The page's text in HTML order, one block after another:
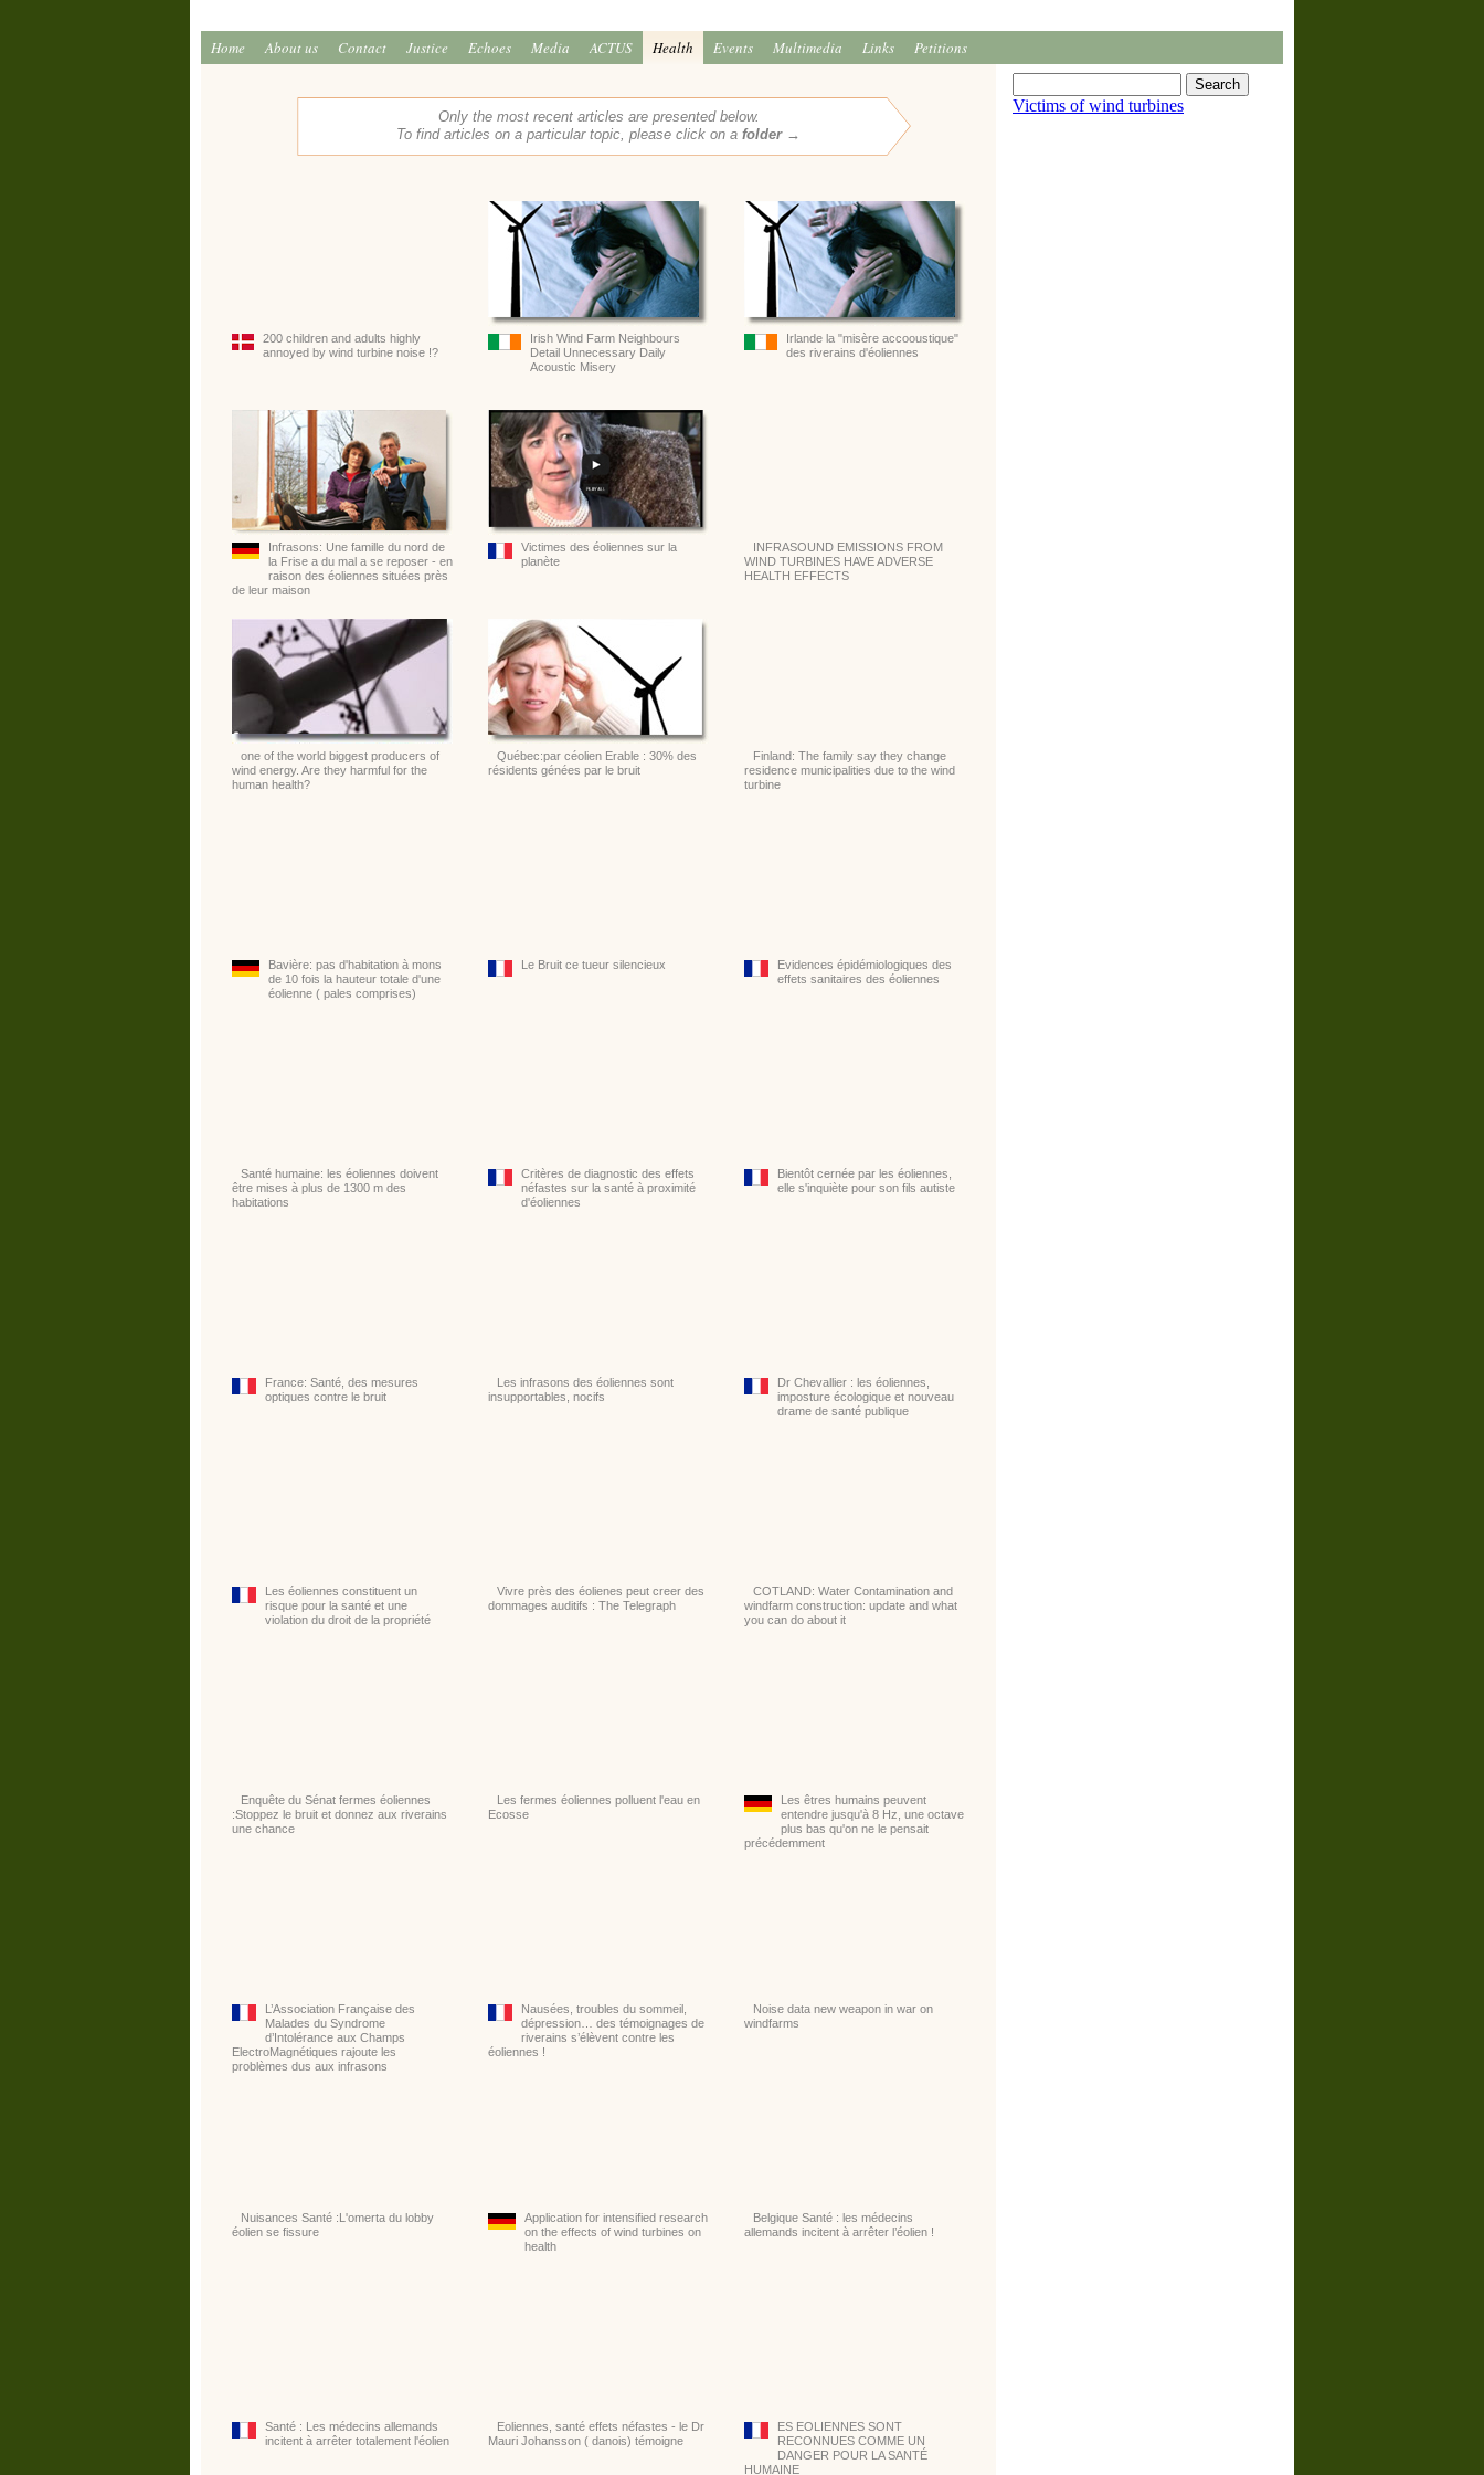
Home About us Contact Justice Echoes Media ACTUS Health Events Multimedia Links Petitions
Only the most recent articles are presented below.
To find articles on a particular topic, please click on a folder →
200 children and adults highly
annoyed by wind turbine noise !?
Irish Wind Farm Neighbours
Detail Unnecessary Daily
Acoustic Misery
Irlande la "misère accooustique"
des riverains d'éoliennes
Infrasons: Une famille du nord de
la Frise a du mal a se reposer - en
raison des éoliennes situées près
de leur maison
Victimes des éoliennes sur la
planète
INFRASOUND EMISSIONS FROM
WIND TURBINES HAVE ADVERSE
HEALTH EFFECTS
one of the world biggest producers of
wind energy. Are they harmful for the
human health?
Québec:par céolien Erable : 30% des
résidents génées par le bruit
Finland: The family say they change
residence municipalities due to the wind
turbine
Bavière: pas d'habitation à mons
de 10 fois la hauteur totale d'une
éolienne ( pales comprises)
Le Bruit ce tueur silencieux
Evidences épidémiologiques des
effets sanitaires des éoliennes
Santé humaine: les éoliennes doivent
être mises à plus de 1300 m des
habitations
Critères de diagnostic des effets
néfastes sur la santé à proximité
d'éoliennes
Bientôt cernée par les éoliennes,
elle s'inquiète pour son fils autiste
France: Santé, des mesures
optiques contre le bruit
Les infrasons des éoliennes sont
insupportables, nocifs
Dr Chevallier : les éoliennes,
imposture écologique et nouveau
drame de santé publique
Les éoliennes constituent un
risque pour la santé et une
violation du droit de la propriété
Vivre près des éolienes peut creer des
dommages auditifs : The Telegraph
COTLAND: Water Contamination and
windfarm construction: update and what
you can do about it
Enquête du Sénat fermes éoliennes
:Stoppez le bruit et donnez aux riverains
une chance
Les fermes éoliennes polluent l'eau en
Ecosse
Les êtres humains peuvent
entendre jusqu'à 8 Hz, une octave
plus bas qu'on ne le pensait
précédemment
L’Association Française des
Malades du Syndrome
d’Intolérance aux Champs
ElectroMagnétiques rajoute les
problèmes dus aux infrasons
Nausées, troubles du sommeil,
dépression… des témoignages de
riverains s’élèvent contre les
éoliennes !
Noise data new weapon in war on
windfarms
Nuisances Santé :L'omerta du lobby
éolien se fissure
Application for intensified research
on the effects of wind turbines on
health
Belgique Santé : les médecins
allemands incitent à arrêter l’éolien !
Santé : Les médecins allemands
incitent à arrêter totalement l'éolien
Eoliennes, santé effets néfastes - le Dr
Mauri Johansson ( danois) témoigne
ES EOLIENNES SONT
RECONNUES COMME UN
DANGER POUR LA SANTÉ
HUMAINE